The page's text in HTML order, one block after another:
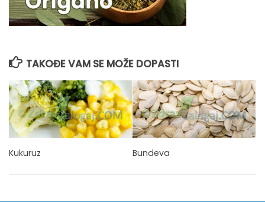
TAKOĐE VAM SE MOŽE DOPASTI
Kukuruz Bundeva